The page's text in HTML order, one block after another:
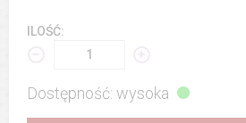
ILOŚĆ:
Dostępność: wysoka